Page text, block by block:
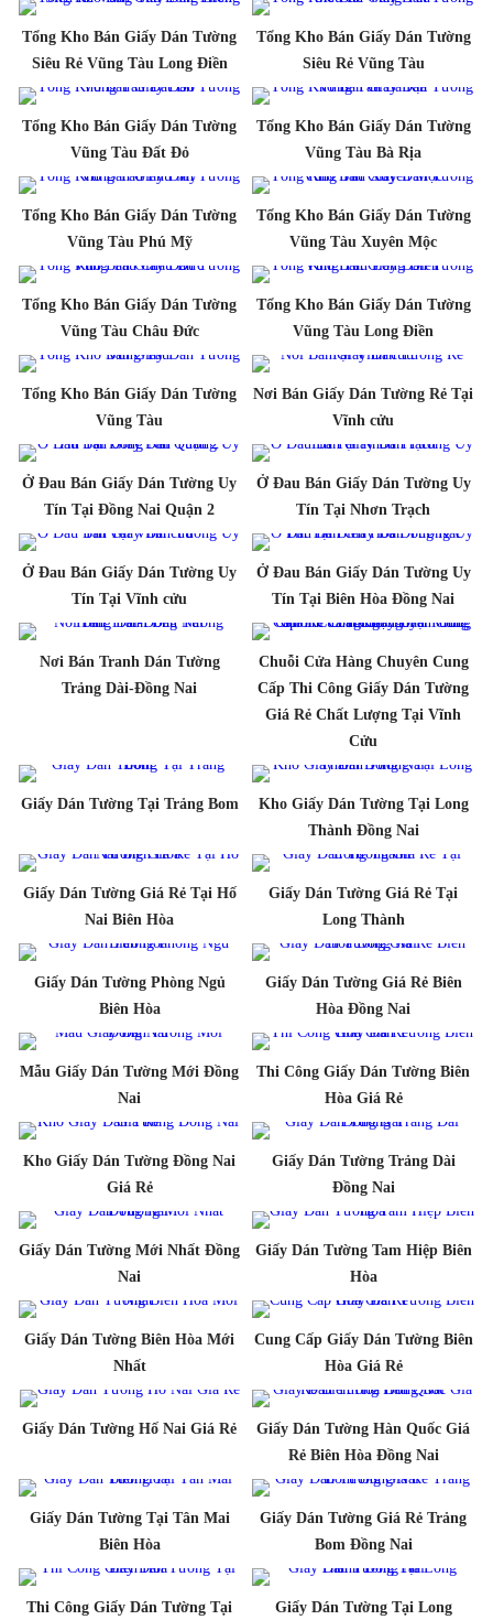
Tổng Kho Bán Giấy Dán Tường
Siêu Rẻ Vũng Tàu Long Điền
Tổng Kho Bán Giấy Dán Tường
Siêu Rẻ Vũng Tàu
Tổng Kho Bán Giấy Dán Tường
Vũng Tàu Đất Đỏ
Tổng Kho Bán Giấy Dán Tường
Vũng Tàu Bà Rịa
Tổng Kho Bán Giấy Dán Tường
Vũng Tàu Phú Mỹ
Tổng Kho Bán Giấy Dán Tường
Vũng Tàu Xuyên Mộc
Tổng Kho Bán Giấy Dán Tường
Vũng Tàu Châu Đức
Tổng Kho Bán Giấy Dán Tường
Vũng Tàu Long Điền
Tổng Kho Bán Giấy Dán Tường
Vũng Tàu
Nơi Bán Giấy Dán Tường Rẻ Tại
Vĩnh cửu
Ở Đau Bán Giấy Dán Tường Uy
Tín Tại Đồng Nai Quận 2
Ở Đau Bán Giấy Dán Tường Uy
Tín Tại Nhơn Trạch
Ở Đau Bán Giấy Dán Tường Uy
Tín Tại Vĩnh cửu
Ở Đau Bán Giấy Dán Tường Uy
Tín Tại Biên Hòa Đồng Nai
Nơi Bán Tranh Dán Tường
Trảng Dài-Đồng Nai
Chuỗi Cửa Hàng Chuyên Cung
Cấp Thi Công Giấy Dán Tường
Giá Rẻ Chất Lượng Tại Vĩnh
Cửu
Giấy Dán Tường Tại Trảng Bom
Kho Giấy Dán Tường Tại Long
Thành Đồng Nai
Giấy Dán Tường Giá Rẻ Tại Hố
Nai Biên Hòa
Giấy Dán Tường Giá Rẻ Tại
Long Thành
Giấy Dán Tường Phòng Ngủ
Biên Hòa
Giấy Dán Tường Giá Rẻ Biên
Hòa Đồng Nai
Mẫu Giấy Dán Tường Mới Đồng
Nai
Thi Công Giấy Dán Tường Biên
Hòa Giá Rẻ
Kho Giấy Dán Tường Đồng Nai
Giá Rẻ
Giấy Dán Tường Trảng Dài
Đồng Nai
Giấy Dán Tường Mới Nhất Đồng
Nai
Giấy Dán Tường Tam Hiệp Biên
Hòa
Giấy Dán Tường Biên Hòa Mới
Nhất
Cung Cấp Giấy Dán Tường Biên
Hòa Giá Rẻ
Giấy Dán Tường Hố Nai Giá Rẻ
Giấy Dán Tường Hàn Quốc Giá
Rẻ Biên Hòa Đồng Nai
Giấy Dán Tường Tại Tân Mai
Biên Hòa
Giấy Dán Tường Giá Rẻ Trảng
Bom Đồng Nai
Thi Công Giấy Dán Tường Tại
Giấy Dán Tường Tại Long